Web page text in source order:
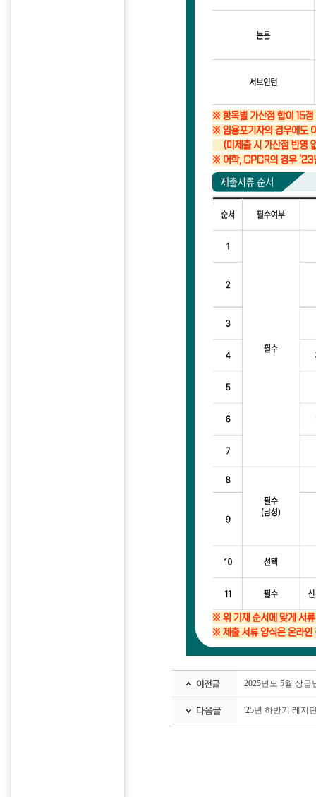
2025년도 5월 상
'25년 하반기 레지